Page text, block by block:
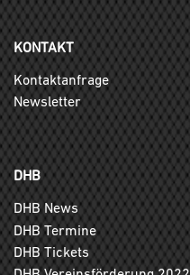
KONTAKT
Kontaktanfrage
Newsletter
DHB
DHB News
DHB Termine
DHB Tickets